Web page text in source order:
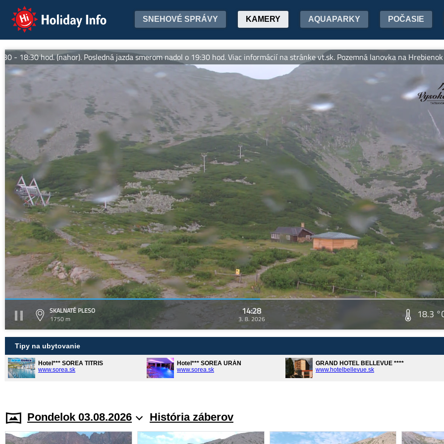
Holiday Info SNEHOVÉ SPRÁVY KAMERY AQUAPARKY POČASIE
hod. (nahor). Posledná jazda smerom nadol o 19:30 hod. Viac informácií na stránke vt.sk. Pozemná lanovka na Hrebienok v
SKALNATÉ PLESO
1750 m
14:28
3. 8. 2026 18.3
Tipy na ubytovanie
Hotel*** SOREA TITRIS
www.sorea.sk
Hotel*** SOREA URÁN
www.sorea.sk
GRAND HOTEL BELLEVUE ****
www.hotelbellevue.sk
Pondelok 03.08.2026 História záberov